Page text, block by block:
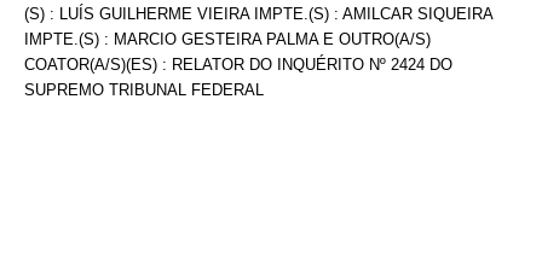
(S) : LUÍS GUILHERME VIEIRA IMPTE.(S) : AMILCAR SIQUEIRA
IMPTE.(S) : MARCIO GESTEIRA PALMA E OUTRO(A/S)
COATOR(A/S)(ES) : RELATOR DO INQUÉRITO Nº 2424 DO
SUPREMO TRIBUNAL FEDERAL